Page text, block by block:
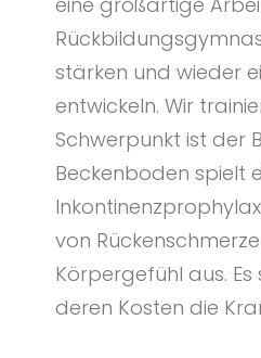
stärken und wieder
entwickeln. Wir
Schwerpunkt ist der
Beckenboden spielt
von
Körpergefühl aus. Es
deren Kosten die